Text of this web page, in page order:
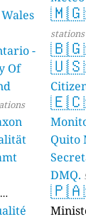
-
Of
🇲🇬
stations
🇧🇬
🇺🇸
🇪🇨
Quito
DMQ.
🇵🇦